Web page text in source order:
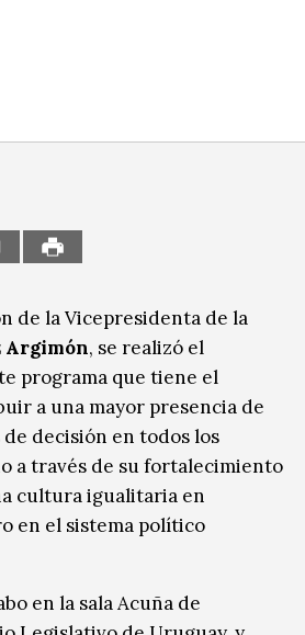
lectura infantil
de la Vicepresidenta de la
Argimón, se realizó el
programa que tiene el
a una mayor presencia de
decisión en todos los
a través de su fortalecimiento
cultura igualitaria en
en el sistema político
en la sala Acuña de